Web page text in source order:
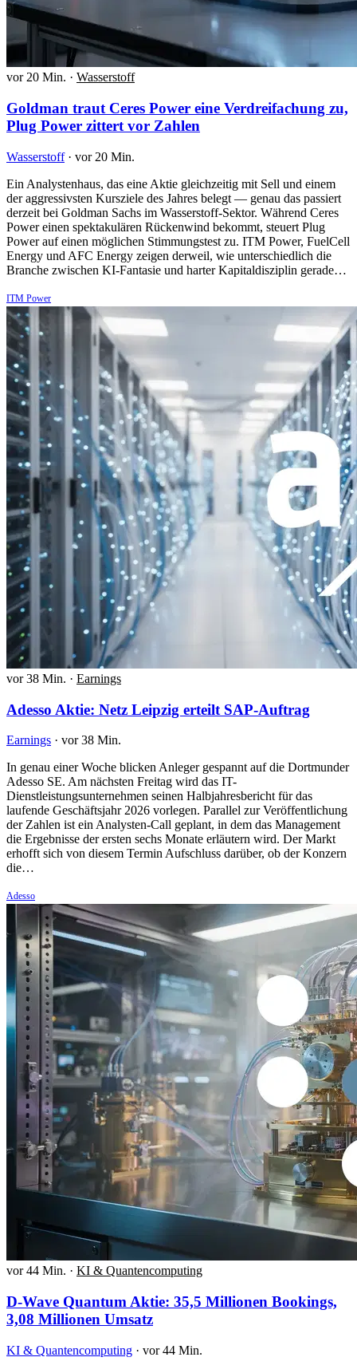
vor 20 Min. · Wasserstoff
Goldman traut Ceres Power eine Verdreifachung zu,
Plug Power zittert vor Zahlen
Wasserstoff · vor 20 Min.
Ein Analystenhaus, das eine Aktie gleichzeitig mit Sell und einem
der aggressivsten Kursziele des Jahres belegt — genau das passiert
derzeit bei Goldman Sachs im Wasserstoff-Sektor. Während Ceres
Power einen spektakulären Rückenwind bekommt, steuert Plug
Power auf einen möglichen Stimmungstest zu. ITM Power, FuelCell
Energy und AFC Energy zeigen derweil, wie unterschiedlich die
Branche zwischen KI-Fantasie und harter Kapitaldisziplin gerade…
ITM Power
vor 38 Min. · Earnings
Adesso Aktie: Netz Leipzig erteilt SAP-Auftrag
Earnings · vor 38 Min.
In genau einer Woche blicken Anleger gespannt auf die Dortmunder
Adesso SE. Am nächsten Freitag wird das IT-
Dienstleistungsunternehmen seinen Halbjahresbericht für das
laufende Geschäftsjahr 2026 vorlegen. Parallel zur Veröffentlichung
der Zahlen ist ein Analysten-Call geplant, in dem das Management
die Ergebnisse der ersten sechs Monate erläutern wird. Der Markt
erhofft sich von diesem Termin Aufschluss darüber, ob der Konzern
die…
Adesso
vor 44 Min. · KI & Quantencomputing
D-Wave Quantum Aktie: 35,5 Millionen Bookings,
3,08 Millionen Umsatz
KI & Quantencomputing · vor 44 Min.